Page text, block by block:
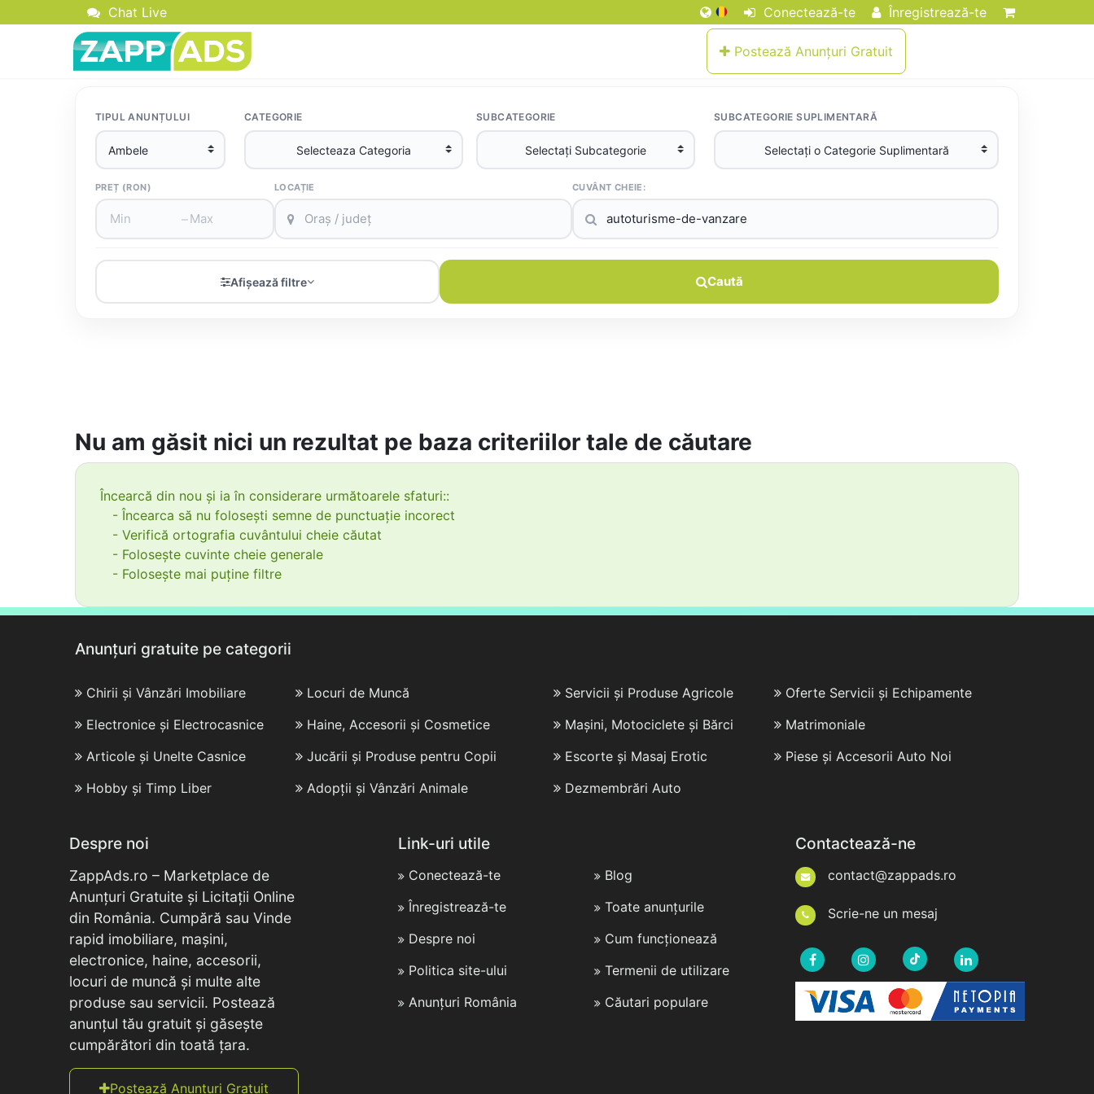
Chat Live Conectează-te Înregistrează-te
Postează Anunțuri Gratuit
TIPUL ANUNȚULUI CATEGORIE SUBCATEGORIE SUBCATEGORIE SUPLIMENTARĂ
PREȚ (RON)
–
LOCAȚIE CUVÂNT CHEIE:
Afișează filtre Caută
Nu am găsit nici un rezultat pe baza criteriilor tale de căutare
Încearcă din nou și ia în considerare următoarele sfaturi::
- Încearca să nu folosești semne de punctuație incorect
- Verifică ortografia cuvântului cheie căutat
- Folosește cuvinte cheie generale
- Folosește mai puține filtre
Anunțuri gratuite pe categorii
Chirii și Vânzări Imobiliare
Locuri de Muncă
Electronice și Electrocasnice
Haine, Accesorii și Cosmetice
Articole și Unelte Casnice
Jucării și Produse pentru Copii
Hobby și Timp Liber
Adopții și Vânzări Animale
Servicii și Produse Agricole
Oferte Servicii și Echipamente
Mașini, Motociclete și Bărci
Matrimoniale
Escorte și Masaj Erotic
Piese și Accesorii Auto Noi
Dezmembrări Auto
Despre noi
ZappAds.ro – Marketplace de
Anunțuri Gratuite și Licitații Online
din România. Cumpără sau Vinde
rapid imobiliare, mașini,
electronice, haine, accesorii,
locuri de muncă și multe alte
produse sau servicii. Postează
anunțul tău gratuit și găsește
cumpărători din toată țara.
Postează Anunțuri Gratuit
Link-uri utile
Conectează-te
Înregistrează-te
Despre noi
Politica site-ului
Anunțuri România
Blog
Toate anunțurile
Cum funcționează
Termenii de utilizare
Căutari populare
Contactează-ne
contact@zappads.ro
Scrie-ne un mesaj